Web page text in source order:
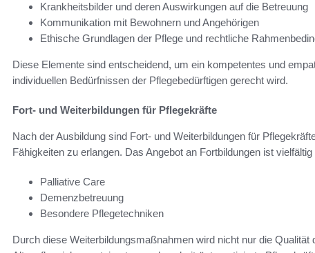
Krankheitsbilder und deren Auswirkungen auf die Betreuung
Kommunikation mit Bewohnern und Angehörigen
Ethische Grundlagen der Pflege und rechtliche
Diese Elemente sind entscheidend, um ein kompetentes und
individuellen Bedürfnissen der Pflegebedürftigen gerecht wird.
Fort- und Weiterbildungen für Pflegekräfte
Nach der Ausbildung sind Fort- und Weiterbildungen für
Fähigkeiten zu erlangen. Das Angebot an Fortbildungen ist
Palliative Care
Demenzbetreuung
Besondere Pflegetechniken
Durch diese Weiterbildungsmaßnahmen wird nicht nur die